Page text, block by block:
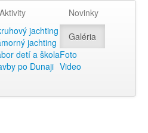
Aktivity
jachting
jachting
detí a škola
po Dunaji
Novinky
Galéria
Foto
Video